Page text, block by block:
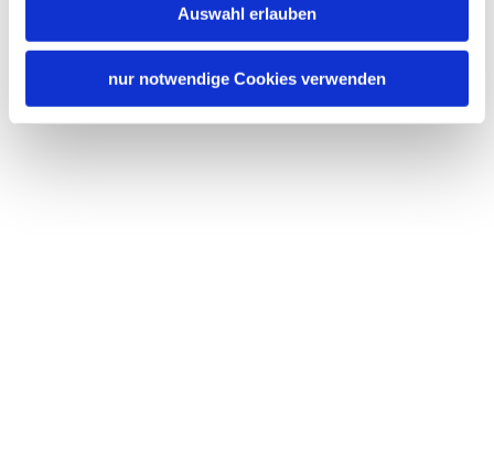
Auswahl erlauben
nur notwendige Cookies verwenden